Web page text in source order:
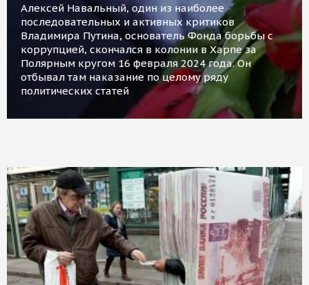
Алексей Навальный, один из наиболее
последовательных и активных критиков
Владимира Путина, основатель Фонда борьбы с
коррупцией, скончался в колонии в Харпе за
Полярным кругом 16 февраля 2024 года. Он
отбывал там наказание по целому ряду
политических статей